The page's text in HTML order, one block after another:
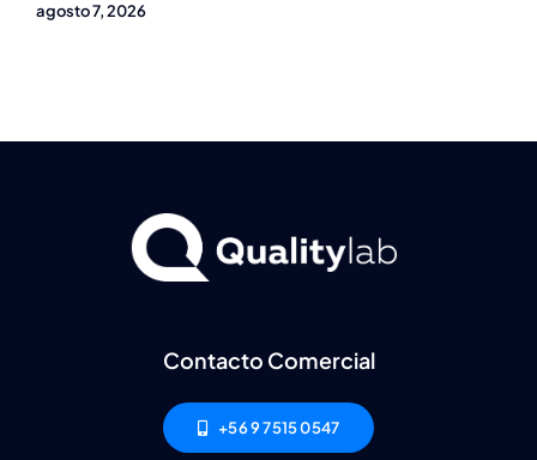
agosto 7, 2026
Contacto Comercial
+56 9 7515 0547